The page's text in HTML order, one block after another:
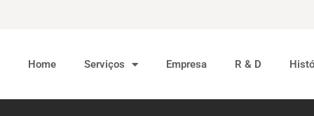
Home Serviços Empresa R & D